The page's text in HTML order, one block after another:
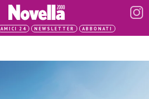
AMICI 24 NEWSLETTER ABBONATI